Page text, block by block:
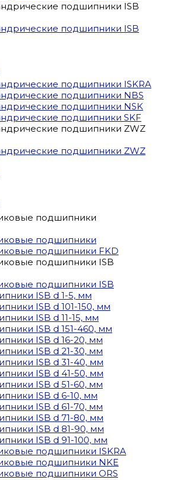
подшипники ISB
подшипники ISB
подшипники ISKRA
подшипники NBS
подшипники NSK
подшипники SKF
подшипники ZWZ
подшипники ZWZ
подшипники
подшипники
подшипники FKD
подшипники ISB
подшипники ISB
ISB d 1-5, мм
ISB d 101-150, мм
ISB d 11-15, мм
ISB d 151-460, мм
ISB d 16-20, мм
ISB d 21-30, мм
ISB d 31-40, мм
ISB d 41-50, мм
ISB d 51-60, мм
ISB d 6-10, мм
ISB d 61-70, мм
ISB d 71-80, мм
ISB d 81-90, мм
ISB d 91-100, мм
подшипники ISKRA
подшипники NKE
подшипники ORS